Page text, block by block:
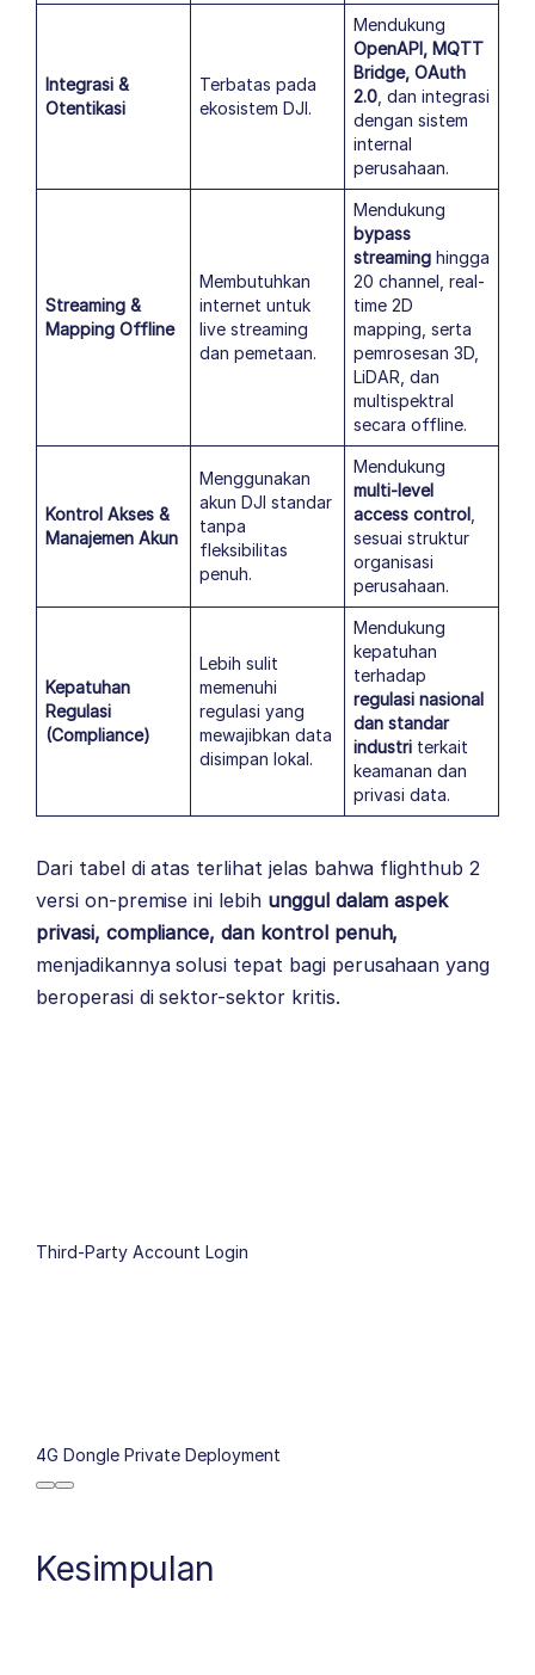
Integrasi &
Otentikasi
Terbatas pada
ekosistem DJI.
Mendukung
OpenAPI, MQTT
Bridge, OAuth
2.0 , dan integrasi
dengan sistem
internal
perusahaan.
Streaming &
Mapping Offline
Membutuhkan
internet untuk
live streaming
dan pemetaan.
Mendukung
bypass
streaming hingga
20 channel, real-
time 2D
mapping, serta
pemrosesan 3D,
LiDAR, dan
multispektral
secara offline.
Kontrol Akses &
Manajemen Akun
Menggunakan
akun DJI standar
tanpa
fleksibilitas
penuh.
Mendukung
multi-level
access control
sesuai struktur
organisasi
perusahaan.
Kepatuhan
Regulasi
(Compliance)
Lebih sulit
memenuhi
regulasi yang
mewajibkan data
disimpan lokal.
Mendukung
kepatuhan
terhadap
regulasi nasional
dan standar
industri terkait
keamanan dan
privasi data.
Dari tabel di atas terlihat jelas bahwa flighthub 2
versi on-premise ini lebih unggul dalam aspek
privasi, compliance, dan kontrol penuh,
menjadikannya solusi tepat bagi perusahaan yang
beroperasi di sektor-sektor kritis.
Third-Party Account Login
4G Dongle Private Deployment
Kesimpulan